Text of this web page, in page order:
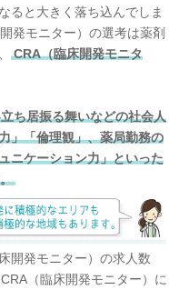
ると大きく落ち込んでしま
発モニター）の選考は薬剤
CRA（臨床開発モニタ
ち居振る舞いなどの社会人
」「倫理観」、薬局勤務の
ニケーション力」といった
開発モニター）の求人数
（臨床開発モニター）に